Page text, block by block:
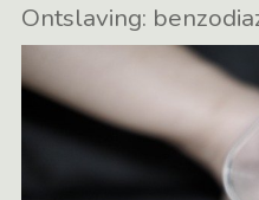
Ontslaving: